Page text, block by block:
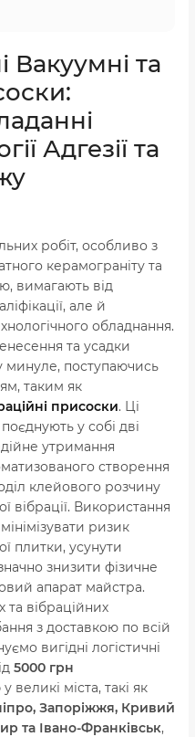
та
Адгезії та
робіт, особливо з
керамограніту та
вимагають від
але й
обладнання.
та усадки
минуле, поступаючись
таким як
присоски. Ці
у собі дві
утримання
створення
клейового розчину
вібрації. Використання
ризик
плитки, усунути
знизити фізичне
апарат майстра.
та вібраційних
з доставкою по всій
вигідні логістичні
5000 грн
у великі міста, такі як
Запоріжжя, Кривий
та Івано-Франківськ,